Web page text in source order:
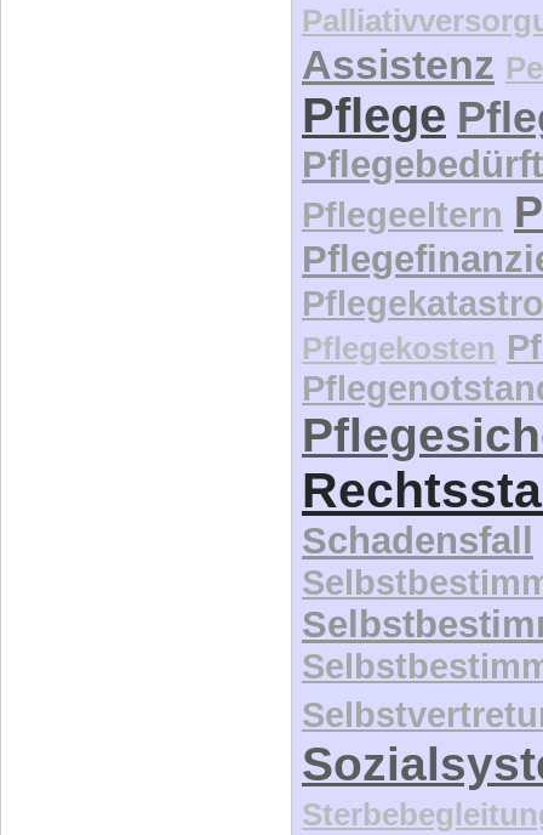
Assistenz
Pflege
Pflegeeltern
Pflegekosten
Schadensfall